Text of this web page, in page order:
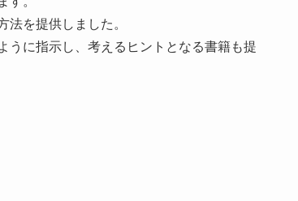
を提供しました。
うに指示し、考えるヒントとなる書籍も提